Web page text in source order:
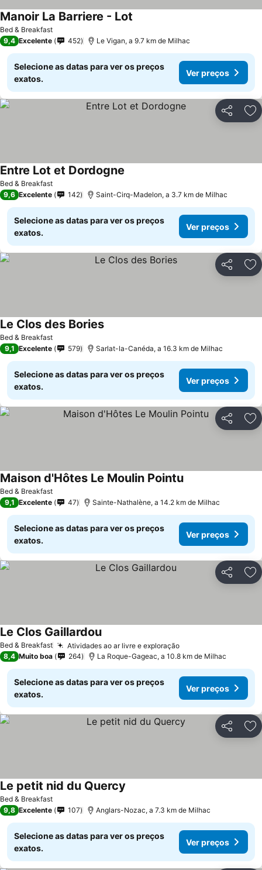
Bed & Breakfast
Manoir La Barriere - Lot
9,4 Excelente 452 Le Vigan, a 9.7 km de Milhac
Selecione as datas para ver os preços
exatos.
Ver preços
Partilhar
Bed & Breakfast
Entre Lot et Dordogne
9,6 Excelente 142 Saint-Cirq-Madelon, a 3.7 km de Milhac
Selecione as datas para ver os preços
exatos.
Ver preços
Partilhar
Bed & Breakfast
Le Clos des Bories
9,1 Excelente 579 Sarlat-la-Canéda, a 16.3 km de Milhac
Selecione as datas para ver os preços
exatos.
Ver preços
Partilhar
Bed & Breakfast
Maison d'Hôtes Le Moulin Pointu
9,1 Excelente 47 Sainte-Nathalène, a 14.2 km de Milhac
Selecione as datas para ver os preços
exatos.
Ver preços
Partilhar
Bed & Breakfast Atividades ao ar livre e exploração
Le Clos Gaillardou
8,4 Muito boa 264 La Roque-Gageac, a 10.8 km de Milhac
Selecione as datas para ver os preços
exatos.
Ver preços
Partilhar
Bed & Breakfast
Le petit nid du Quercy
9,8 Excelente 107 Anglars-Nozac, a 7.3 km de Milhac
Selecione as datas para ver os preços
exatos.
Ver preços